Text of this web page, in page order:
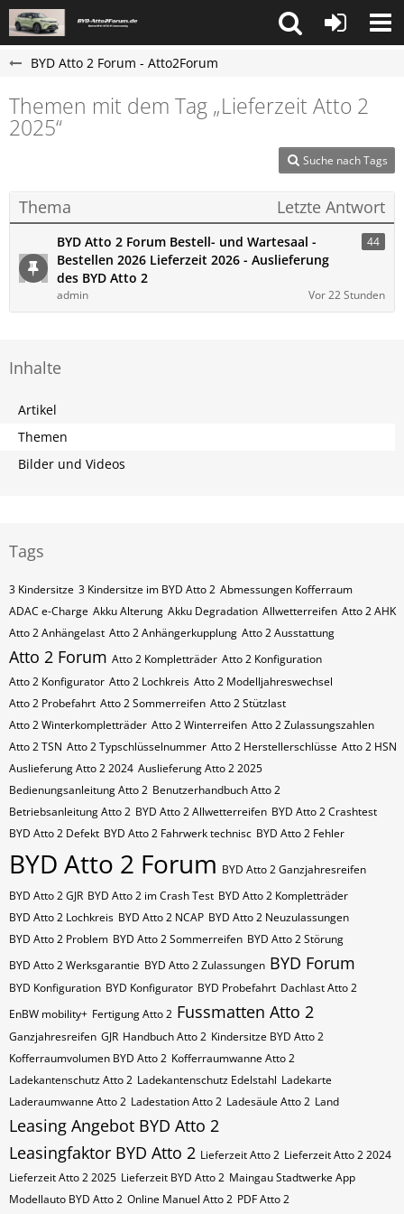
BYD Atto 2 Forum - Atto2Forum
Themen mit dem Tag „Lieferzeit Atto 2
2025“
Suche nach Tags
Thema Letzte Antwort
BYD Atto 2 Forum Bestell- und Wartesaal -
Bestellen 2026 Lieferzeit 2026 - Auslieferung
des BYD Atto 2
44
admin Vor 22 Stunden
Inhalte
Artikel
Themen
Bilder und Videos
Tags
3 Kindersitze 3 Kindersitze im BYD Atto 2 Abmessungen Kofferraum
ADAC e-Charge Akku Alterung Akku Degradation Allwetterreifen Atto 2 AHK
Atto 2 Anhängelast Atto 2 Anhängerkupplung Atto 2 Ausstattung
Atto 2 Forum Atto 2 Kompletträder Atto 2 Konfiguration
Atto 2 Konfigurator Atto 2 Lochkreis Atto 2 Modelljahreswechsel
Atto 2 Probefahrt Atto 2 Sommerreifen Atto 2 Stützlast
Atto 2 Winterkompletträder Atto 2 Winterreifen Atto 2 Zulassungszahlen
Atto 2​​​​ TSN Atto 2​​​​ Typschlüsselnummer Atto 2​​​​​ Herstellerschlüsse Atto 2​​​​​ HSN
Auslieferung Atto 2 2024 Auslieferung Atto 2 2025
Bedienungsanleitung Atto 2 Benutzerhandbuch Atto 2
Betriebsanleitung Atto 2 BYD Atto 2 Allwetterreifen BYD Atto 2 Crashtest
BYD Atto 2 Defekt BYD Atto 2 Fahrwerk technisc BYD Atto 2 Fehler
BYD Atto 2 Forum BYD Atto 2 Ganzjahresreifen
BYD Atto 2 GJR BYD Atto 2 im Crash Test BYD Atto 2 Kompletträder
BYD Atto 2 Lochkreis BYD Atto 2 NCAP BYD Atto 2 Neuzulassungen
BYD Atto 2 Problem BYD Atto 2 Sommerreifen BYD Atto 2 Störung
BYD Atto 2 Werksgarantie BYD Atto 2 Zulassungen BYD Forum
BYD Konfiguration BYD Konfigurator BYD Probefahrt Dachlast Atto 2
EnBW mobility+ Fertigung Atto 2 Fussmatten Atto 2
Ganzjahresreifen GJR Handbuch Atto 2 Kindersitze BYD Atto 2
Kofferraumvolumen BYD Atto 2 Kofferraumwanne Atto 2
Ladekantenschutz Atto 2 Ladekantenschutz Edelstahl Ladekarte
Laderaumwanne Atto 2 Ladestation Atto 2 Ladesäule Atto 2 Land
Leasing Angebot BYD Atto 2
Leasingfaktor BYD Atto 2 Lieferzeit Atto 2 Lieferzeit Atto 2 2024
Lieferzeit Atto 2 2025 Lieferzeit BYD Atto 2 Maingau Stadtwerke App
Modellauto BYD Atto 2 Online Manuel Atto 2 PDF Atto 2